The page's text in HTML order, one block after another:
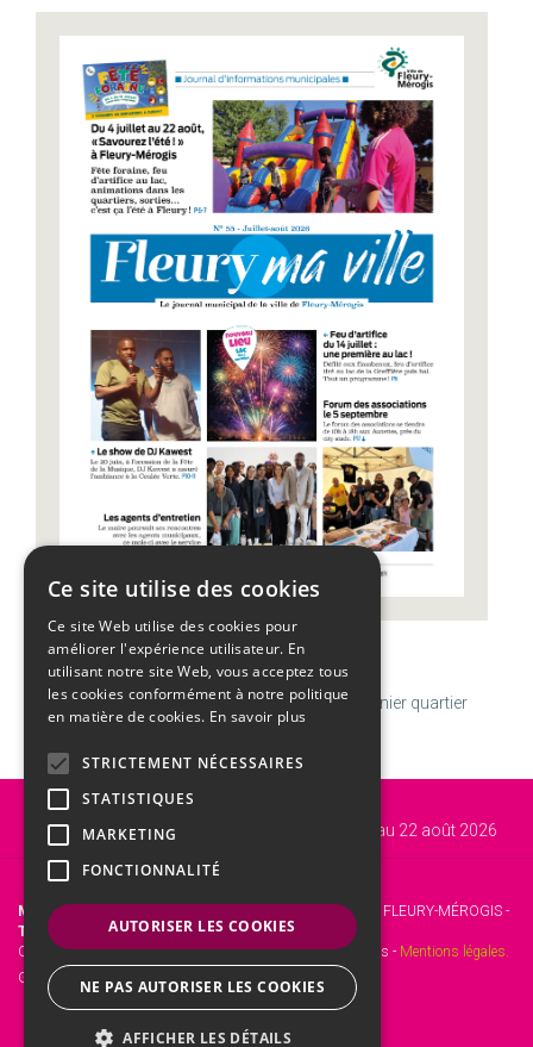
CALENDRIER
Jeudi06AoûtSemaine 32 | TransfigurationU Dernier quartier
Vous êtes ici : Accueil
"Savourez l'été à Fleury-Mérogis" du 4 juillet au 22 août 2026
Mairie de Fleury-Mérogis
- 12 Rue Roger Clavier, 91700 FLEURY-MÉROGIS -
Tél. :
01 69 46 72 00 -Fax : 01 60 15 45 31.
Copyright © 2017 Site officiel de la mairie de Fleury-Mérogis - Mentions légales.
Gestion web :
Ce site utilise des cookies
Ce site Web utilise des cookies pour
améliorer l'expérience utilisateur. En
utilisant notre site Web, vous acceptez tous
les cookies conformément à notre politique
en matière de cookies. En savoir plus
STRICTEMENT NÉCESSAIRES
STATISTIQUES
MARKETING
FONCTIONNALITÉ
AUTORISER LES COOKIES
NE PAS AUTORISER LES COOKIES
AFFICHER LES DÉTAILS